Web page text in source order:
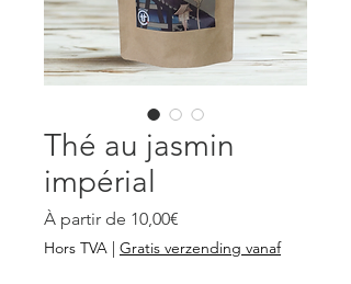
Thé au jasmin
impérial
À partir de 10,00€
promotionnel
Hors TVA | Gratis verzending vanaf